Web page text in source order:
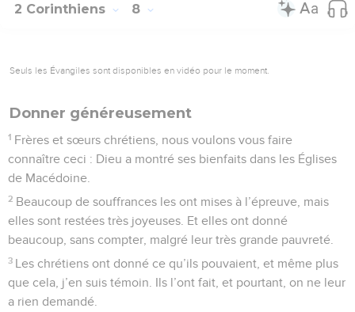
2 Corinthiens 8
Seuls les Évangiles sont disponibles en vidéo pour le moment.
Donner généreusement
1 Frères et sœurs chrétiens, nous voulons vous faire
connaître ceci : Dieu a montré ses bienfaits dans les Églises
de Macédoine.
2 Beaucoup de souffrances les ont mises à l’épreuve, mais
elles sont restées très joyeuses. Et elles ont donné
beaucoup, sans compter, malgré leur très grande pauvreté.
3 Les chrétiens ont donné ce qu’ils pouvaient, et même plus
que cela, j’en suis témoin. Ils l’ont fait, et pourtant, on ne leur
a rien demandé.